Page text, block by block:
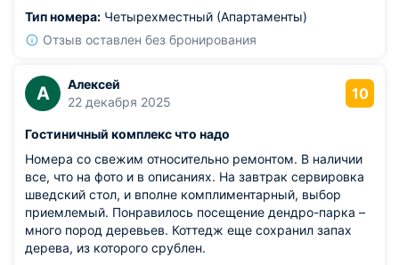
Тип номера: Четырехместный (Апартаменты)
Отзыв оставлен без бронирования
А
Алексей
22 декабря 2025
10
Гостиничный комплекс что надо
Номера со свежим относительно ремонтом. В наличии
все, что на фото и в описаниях. На завтрак сервировка
шведский стол, и вполне комплиментарный, выбор
приемлемый. Понравилось посещение дендро-парка –
много пород деревьев. Коттедж еще сохранил запах
дерева, из которого срублен.